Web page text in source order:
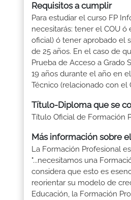
Requisitos a cumplir
Para estudiar el curso FP
necesitarás: tener el COU
oficial) ó tener aprobado el
de 25 años. En el caso de
Prueba de Acceso a Grado
19 años durante el año en
Técnico (relacionado con el
Título-Diploma que se
Título Oficial de Formación
Más información sobre
La Formación Profesional
"...necesitamos una
considera que esto es
reorientar su modelo de
Educación, la Formación